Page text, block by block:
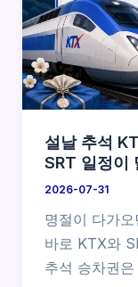
설날 추석
SRT 일정이
2026-07-31
명절이 다가
바로 KTX와
추석 승차권